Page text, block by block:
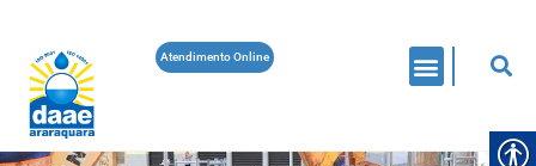
Atendimento Online